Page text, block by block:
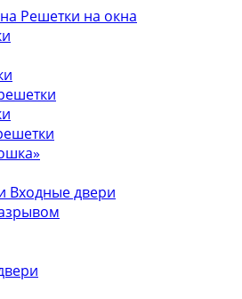
Решетки на окна
Входные двери